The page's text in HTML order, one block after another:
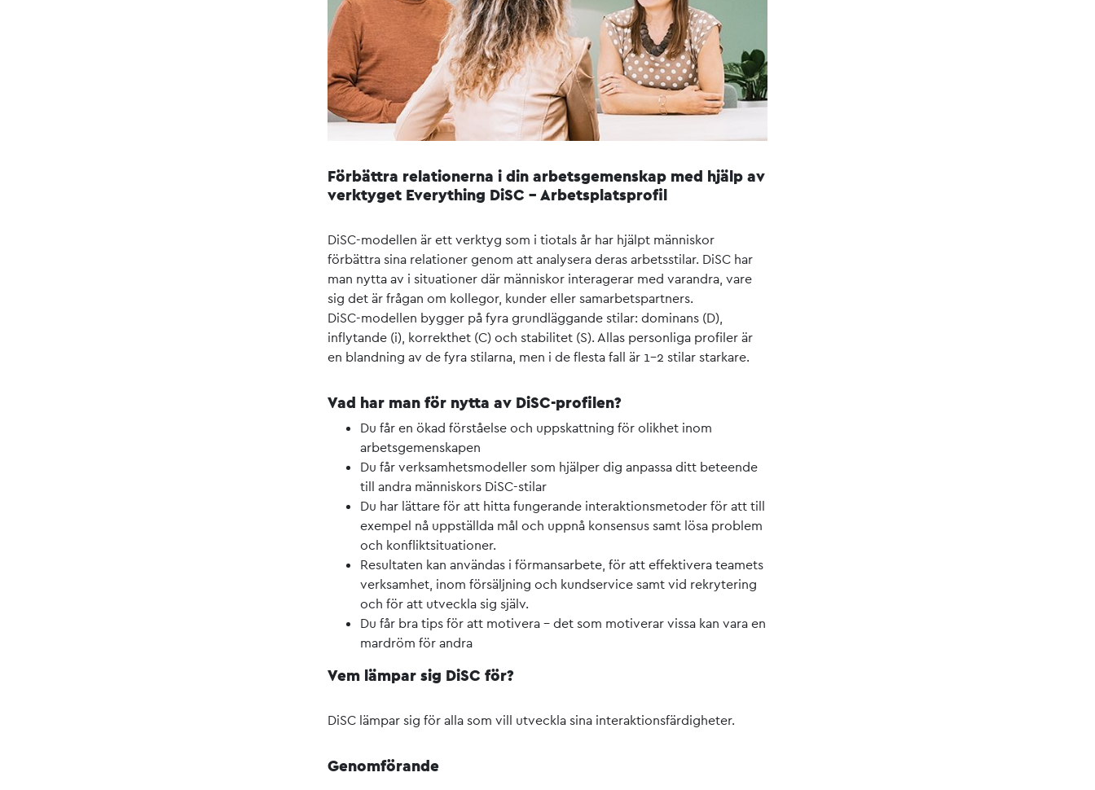
Förbättra relationerna i din arbetsgemenskap med hjälp av
verktyget Everything DiSC – Arbetsplatsprofil
DiSC-modellen är ett verktyg som i tiotals år har hjälpt människor
förbättra sina relationer genom att analysera deras arbetsstilar. DiSC har
man nytta av i situationer där människor interagerar med varandra, vare
sig det är frågan om kollegor, kunder eller samarbetspartners.
DiSC-modellen bygger på fyra grundläggande stilar: dominans (D),
inflytande (i), korrekthet (C) och stabilitet (S). Allas personliga profiler är
en blandning av de fyra stilarna, men i de flesta fall är 1-2 stilar starkare.
Vad har man för nytta av DiSC-profilen?
Du får en ökad förståelse och uppskattning för olikhet inom
arbetsgemenskapen
Du får verksamhetsmodeller som hjälper dig anpassa ditt beteende
till andra människors DiSC-stilar
Du har lättare för att hitta fungerande interaktionsmetoder för att till
exempel nå uppställda mål och uppnå konsensus samt lösa problem
och konfliktsituationer.
Resultaten kan användas i förmansarbete, för att effektivera teamets
verksamhet, inom försäljning och kundservice samt vid rekrytering
och för att utveckla sig själv.
Du får bra tips för att motivera – det som motiverar vissa kan vara en
mardröm för andra
Vem lämpar sig DiSC för?
DiSC lämpar sig för alla som vill utveckla sina interaktionsfärdigheter.
Genomförande